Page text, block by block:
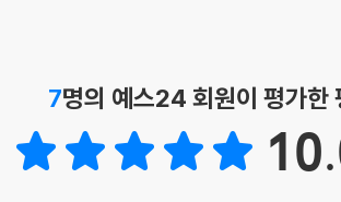
을 향한 꿈을 꾸는 미래 세대에게 보내는 메시
이 순간에도 세계 곳곳에서는 더욱 새롭
7명의 예스24 회원이 평가한